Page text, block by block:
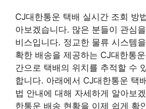
CJ대한통운 택배 실시간 조회 방
아보겠습니다. 많은 분들이 관심
비스입니다. 정교한 물류 시스템
확한 배송을 제공하는 CJ대한통
간으로 택배의 위치를 추적할 수
합니다. 아래에서 CJ대한통운 택
법 안내에 대해 자세하게 알아보
한통운 배송 현황을 이제 쉽게 확